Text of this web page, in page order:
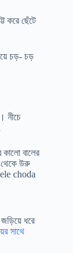
করে ছেঁটে
চড়- চড়
নীচে
বালের
থেকে উরু
choda
ধরে
সাথে